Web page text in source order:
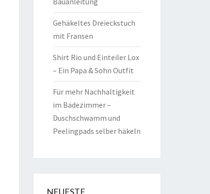
Gehäkeltes Dreieckstuch
mit Fransen
Shirt Rio und Einteiler Lox
– Ein Papa & Sohn Outfit
Für mehr Nachhaltigkeit
im Badezimmer –
Duschschwamm und
Peelingpads selber häkeln
NEUESTE